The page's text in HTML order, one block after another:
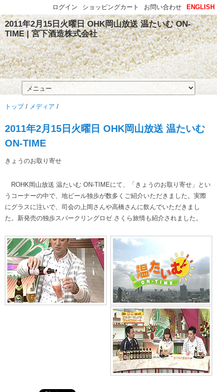
2011年2月15日火曜日 OHK岡山放送 温たいむ ON-
TIME | 宮下酒造株式会社
トップ/ メディア /
2011年2月15日火曜日 OHK岡山放送 温たいむ
ON-TIME
きょうのお取り寄せ
ROHK岡山放送 温たいむ ON-TIMEにて、「きょうのお取り寄せ」とい
うコーナーの中で、地ビール独歩が数多くご紹介いただきました。実際
にグラスに注いで、司会の上岡さんや高橋さんに飲んでいただきまし
た。新発売の独歩スパークリングロゼ さくら旅情も紹介されました。
ENGLISH
お問い合わせ
ショッピングカート
ログイン